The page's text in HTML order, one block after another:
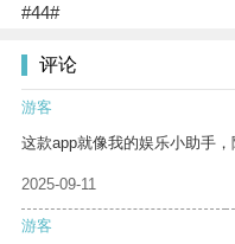
#44#
评论
游客
这款app就像我的娱乐小助手，
2025-09-11
游客